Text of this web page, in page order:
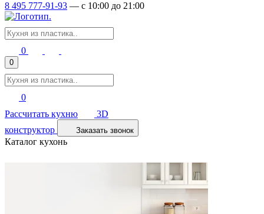
8 495 777-91-93 — c 10:00 до 21:00
0
0
0
Рассчитать кухню
3D
конструктор
Заказать звонок
Каталог кухонь